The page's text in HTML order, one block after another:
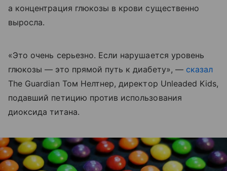
а концентрация глюкозы в крови существенно
выросла.
«Это очень серьезно. Если нарушается уровень
глюкозы — это прямой путь к диабету», — сказал
The Guardian Том Нелтнер, директор Unleaded Kids,
подавший петицию против использования
диоксида титана.